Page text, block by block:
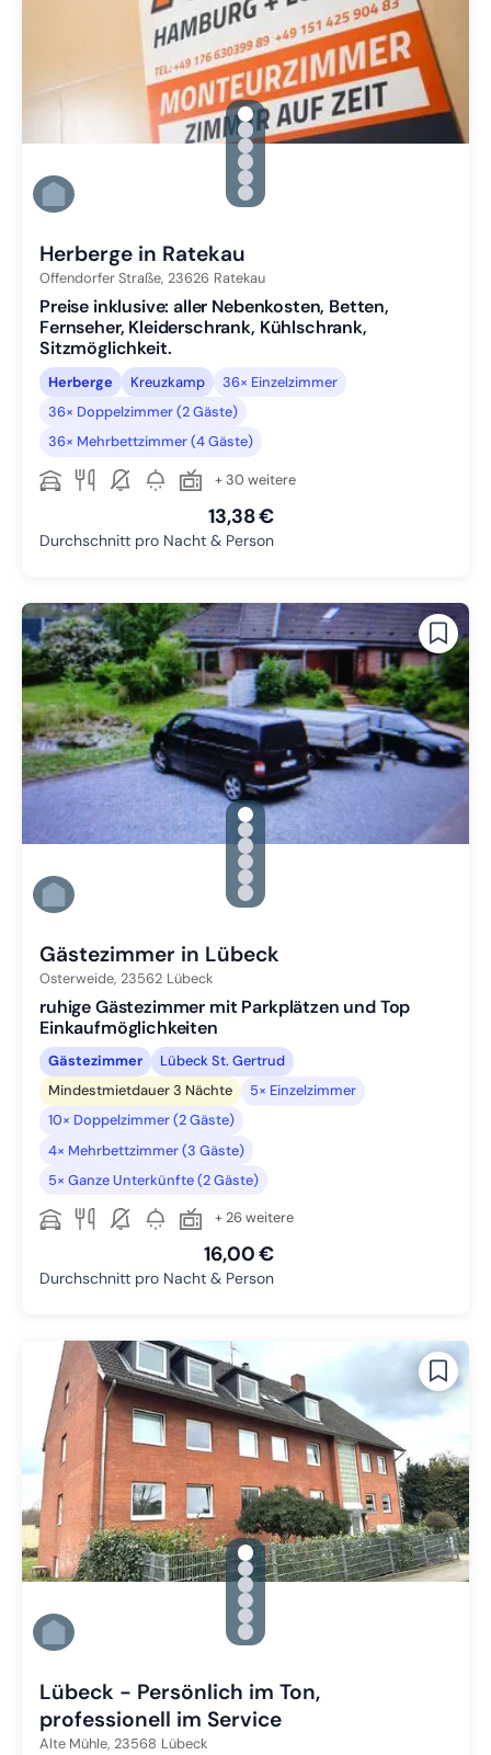
gallery.slide_selector
Zu Slide 1 wechseln
Zu Slide 2 wechseln
Zu Slide 3 wechseln
Zu Slide 4 wechseln
Zu Slide 5 wechseln
Zu Slide 6 wechseln
Herberge in Ratekau
Offendorfer Straße, 23626 Ratekau
Preise inklusive: aller Nebenkosten, Betten,
Fernseher, Kleiderschrank, Kühlschrank,
Sitzmöglichkeit.
Herberge Kreuzkamp
36× Einzelzimmer
36× Doppelzimmer (2 Gäste)
36× Mehrbettzimmer (4 Gäste)
+ 30 weitere
13,38 €
Durchschnitt pro Nacht & Person
gallery.slide_selector
Zu Slide 1 wechseln
Zu Slide 2 wechseln
Zu Slide 3 wechseln
Zu Slide 4 wechseln
Zu Slide 5 wechseln
Zu Slide 6 wechseln
Gästezimmer in Lübeck
Osterweide, 23562 Lübeck
ruhige Gästezimmer mit Parkplätzen und Top
Einkaufmöglichkeiten
Gästezimmer
Lübeck St. Gertrud
Mindestmietdauer 3 Nächte
5× Einzelzimmer
10× Doppelzimmer (2 Gäste)
4× Mehrbettzimmer (3 Gäste)
5× Ganze Unterkünfte (2 Gäste)
+ 26 weitere
16,00 €
Durchschnitt pro Nacht & Person
gallery.slide_selector
Zu Slide 1 wechseln
Zu Slide 2 wechseln
Zu Slide 3 wechseln
Zu Slide 4 wechseln
Zu Slide 5 wechseln
Zu Slide 6 wechseln
Lübeck - Persönlich im Ton,
professionell im Service
Alte Mühle, 23568 Lübeck